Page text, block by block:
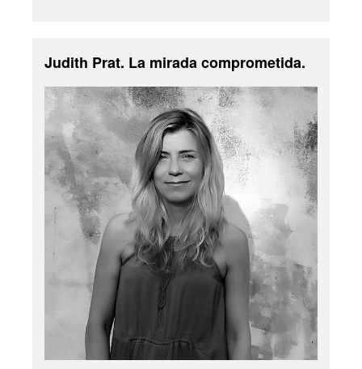
Judith Prat. La mirada comprometida.